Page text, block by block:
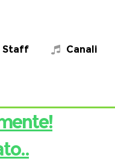
Staff Canali